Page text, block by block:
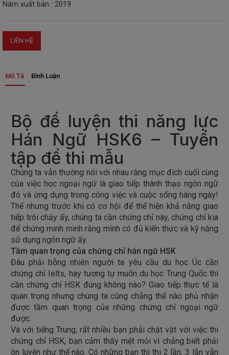
Năm xuất bản : 2019
LIÊN HỆ
Mô Tả Bình Luận
Bộ đề luyện thi năng lực
Hán Ngữ HSK6 – Tuyển
tập đề thi mẫu
Chúng ta vẫn thường nói với nhau rằng mục đích cuối cùng
của việc học ngoại ngữ là giao tiếp thành thạo ngôn ngữ
đó và ứng dụng trong công việc và cuộc sống hàng ngày!
Thế nhưng trước khi có cơ hội để thể hiện khả năng giao
tiếp trôi chảy ấy, chúng ta cần chứng chỉ này, chứng chỉ kia
để chứng minh mình rằng mình có đủ kiến thức và kỹ năng
sử dụng ngôn ngữ ấy.
Tầm quan trọng của chứng chỉ hán ngữ HSK
Đâu phải bỗng nhiên người ta yêu cầu du học Úc cần
chứng chỉ Ielts, hay tương tự muốn du học Trung Quốc thì
cần chứng chỉ HSK đúng không nào? Giao tiếp thực tế là
quan trọng nhưng chúng ta cũng chẳng thể nào phủ nhận
được tầm quan trọng của những chứng chỉ ngoại ngữ
được.
Và với tiếng Trung, rất nhiều bạn phải chật vật với việc thi
chứng chỉ HSK, bạn cảm thấy mệt mỏi vì chẳng biết phải
ôn luyện như thế nào. Có những bạn thì thi 2 lần, 3 lẫn vẫn